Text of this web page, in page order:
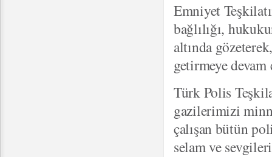
Emniyet
bağlılığı,
altında
getirmeye
Türk Polis
gazilerimizi
çalışan bütün
selam ve